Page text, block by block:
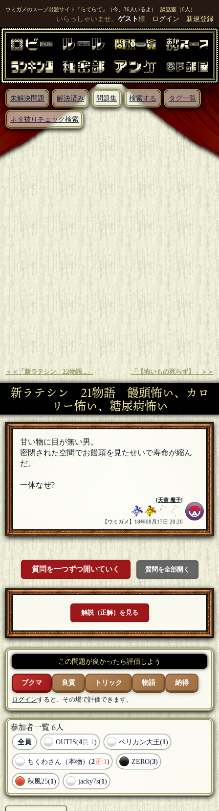
ウミガメのスープ出題サイト『らてらて』 （今、36人いるよ） 談話室（0人）
いらっしゃいませ。 ゲスト様 ログイン 新規登録
未解決問題 解決済み 問題集 検索する タグ一覧
ネタ被りチェック検索
＜＜「新ラテシン 22物語...」 「【怖いもの死らず】」＞＞
新ラテシン 21物語 饅頭怖い、カロ
リー怖い、糖尿病怖い
甘い物に目が無い男。
密閉された空間でお饅頭を見たせいで寿命が縮ん
だ。
一体なぜ?
[天童 魔子]
【ウミガメ】18年08月17日 20:20
質問を一つずつ開いていく 質問を全部開く
解説（正解）を見る
この問題が良かったら評価しよう
ブクマ 良質 トリック 物語 納得
ログインすると、その場で評価できます。
参加者一覧 6人
全員 OUTIS(4良:1) ペリカン大王(1)
ちくわさん（本物）(2正:1) ZERO(3)
秋風25(1) jacky7s(1)